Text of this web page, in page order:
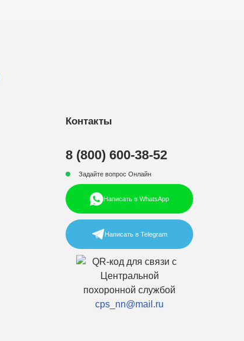
Контакты
8 (800) 600-38-52
Задайте вопрос Онлайн
Написать в WhatsApp
Написать в Telegram
cps_nn@mail.ru